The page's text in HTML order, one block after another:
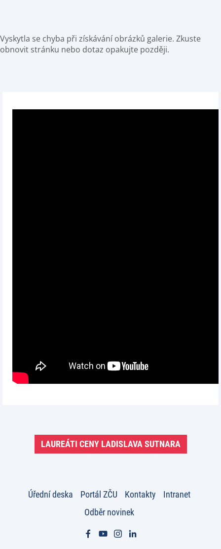
Vyskytla se chyba při získávání obrázků galerie. Zkuste
obnovit stránku nebo dotaz opakujte později.
LAUREÁTI CENY LADISLAVA SUTNARA
Úřední deska Portál ZČU Kontakty
Intranet
Odběr novinek